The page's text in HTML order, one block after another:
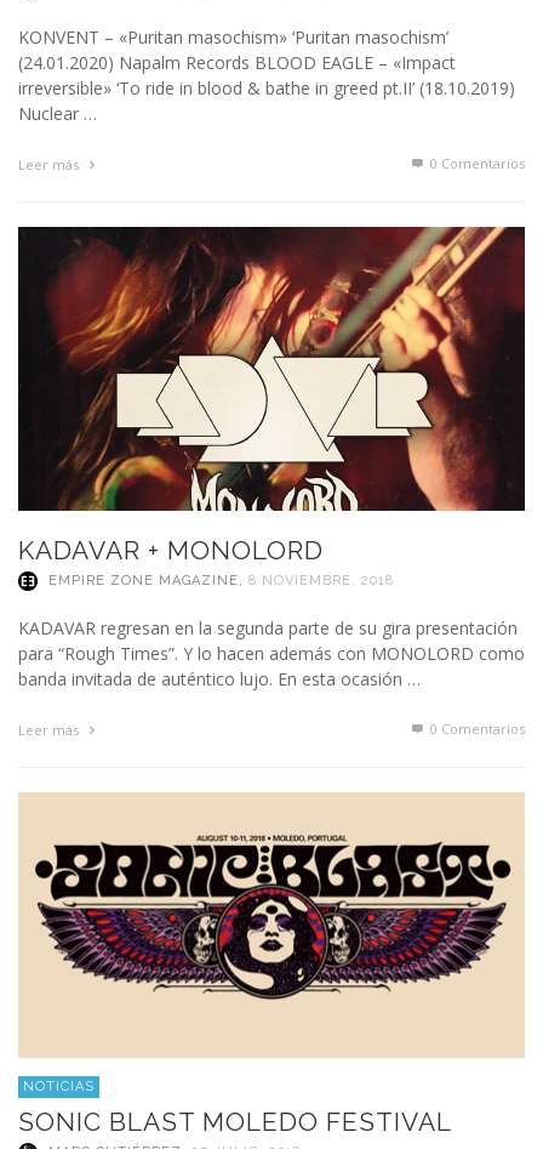
KONVENT – «Puritan masochism» ‘Puritan masochism’
(24.01.2020) Napalm Records BLOOD EAGLE – «Impact
irreversible» ‘To ride in blood & bathe in greed pt.II’ (18.10.2019)
Nuclear …
Leer más 0 Comentarios
KADAVAR + MONOLORD
EMPIRE ZONE MAGAZINE, 8 NOVIEMBRE, 2018
KADAVAR regresan en la segunda parte de su gira presentación
para “Rough Times”. Y lo hacen además con MONOLORD como
banda invitada de auténtico lujo. En esta ocasión …
Leer más 0 Comentarios
NOTICIAS
SONIC BLAST MOLEDO FESTIVAL